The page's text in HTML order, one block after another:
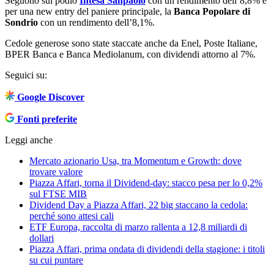
per una new entry del paniere principale, la Banca Popolare di
Sondrio con un rendimento dell’8,1%.
Cedole generose sono state staccate anche da Enel, Poste Italiane,
BPER Banca e Banca Mediolanum, con dividendi attorno al 7%.
Seguici su:
Google Discover
Fonti preferite
Leggi anche
Mercato azionario Usa, tra Momentum e Growth: dove
trovare valore
Piazza Affari, torna il Dividend-day: stacco pesa per lo 0,2%
sul FTSE MIB
Dividend Day a Piazza Affari, 22 big staccano la cedola:
perché sono attesi cali
ETF Europa, raccolta di marzo rallenta a 12,8 miliardi di
dollari
Piazza Affari, prima ondata di dividendi della stagione: i titoli
su cui puntare